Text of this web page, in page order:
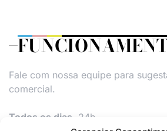
Fale com nossa equipe para
comercial.
Todos os dias, 24h.